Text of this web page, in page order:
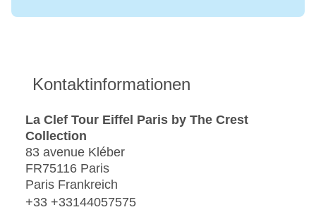
Kontaktinformationen
La Clef Tour Eiffel Paris by The Crest
Collection
83 avenue Kléber
FR75116 Paris
Paris Frankreich
+33 +33144057575